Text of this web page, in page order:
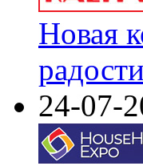
Новая
24-07-